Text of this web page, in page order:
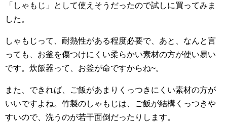
「しゃもじ」として使えそうだったので試しに買ってみま
した。
しゃもじって、耐熱性がある程度必要で、あと、なんと言
っても、お釜を傷つけにくい柔らかい素材の方が使い易い
です。炊飯器って、お釜が命ですからね~。
また、できれば、ご飯があまりくっつきにくい素材の方が
いいですよね。竹製のしゃもじは、ご飯が結構くっつきや
すいので、洗うのが若干面倒だったりします。